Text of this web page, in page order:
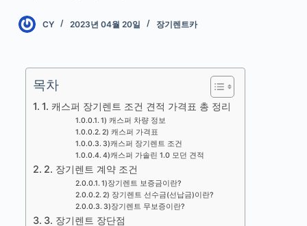
CY 2023년 04월 20일 장기렌트카
목차
1. 캐스퍼 장기렌트 조건 견적 가격표 총 정리
1) 캐스퍼 차량 정보
2) 캐스퍼 가격표
3)캐스퍼 장기렌트 조건
4)캐스퍼 가솔린 1.0 모던 견적
2. 장기렌트 계약 조건
1)장기렌트 보증금이란?
2) 장기렌트 선수금(선납금)이란?
3)장기렌트 무보증이란?
3. 장기렌트 장단점